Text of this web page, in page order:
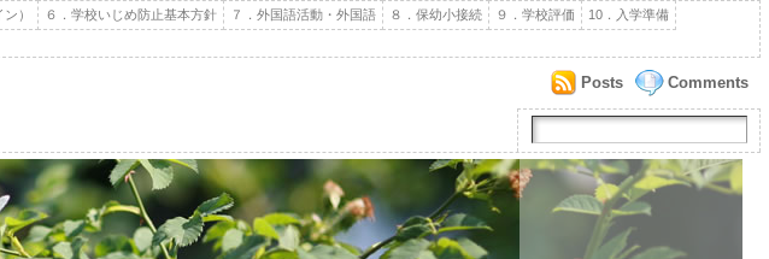
） ６．学校いじめ防止基本方針 ７．外国語活動・外国語 ８．保幼小接続 ９．学校評価
10．入学準備
Comments
Posts